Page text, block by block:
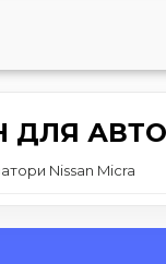
ДЛЯ
Nissan Micra